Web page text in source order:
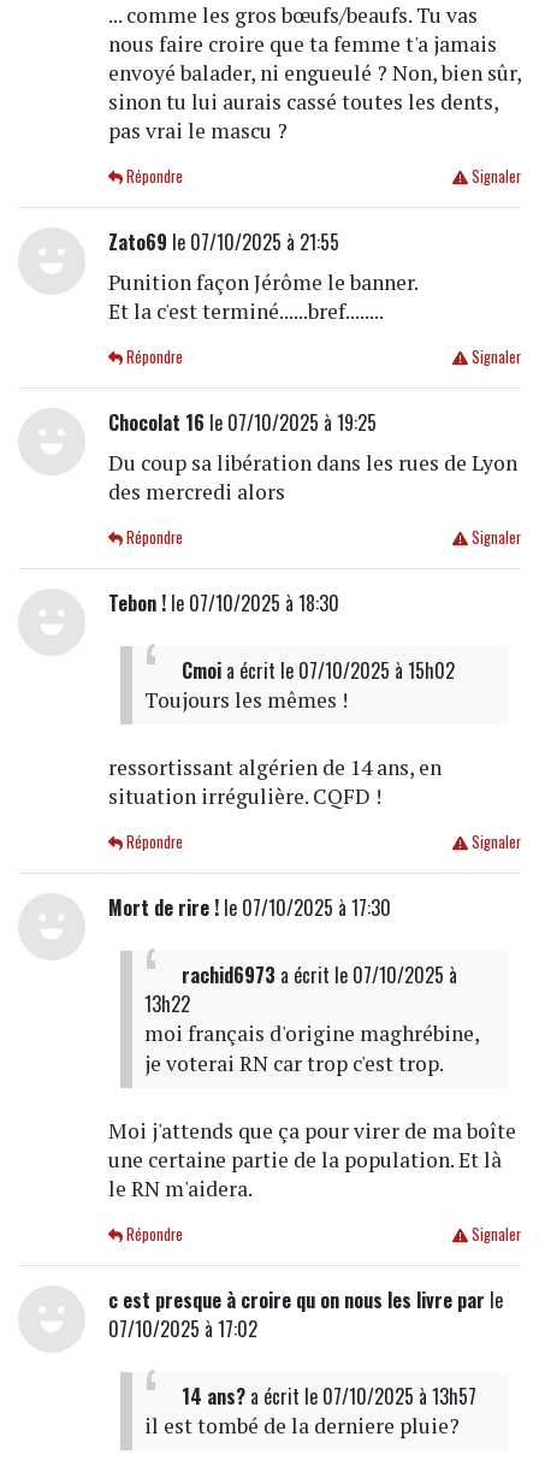
... comme les gros bœufs/beaufs. Tu vas
nous faire croire que ta femme t'a jamais
envoyé balader, ni engueulé ? Non, bien sûr,
sinon tu lui aurais cassé toutes les dents,
pas vrai le mascu ?
Signaler
Répondre
Zato69 le 07/10/2025 à 21:55
Punition façon Jérôme le banner.
Et la c'est terminé......bref........
Signaler
Répondre
Chocolat 16 le 07/10/2025 à 19:25
Du coup sa libération dans les rues de Lyon
des mercredi alors
Signaler
Répondre
Tebon !le 07/10/2025 à 18:30
Cmoia écrit le 07/10/2025 à 15h02
Toujours les mêmes !
ressortissant algérien de 14 ans, en
situation irrégulière. CQFD !
Signaler
Répondre
Mort de rire !le 07/10/2025 à 17:30
rachid6973 a écrit le 07/10/2025 à
13h22
moi français d'origine maghrébine,
je voterai RN car trop c'est trop.
Moi j'attends que ça pour virer de ma boîte
une certaine partie de la population. Et là
le RN m'aidera.
Signaler
Répondre
c est presque à croire qu on nous les livre par le
07/10/2025 à 17:02
14 ans?a écrit le 07/10/2025 à 13h57
il est tombé de la derniere pluie?